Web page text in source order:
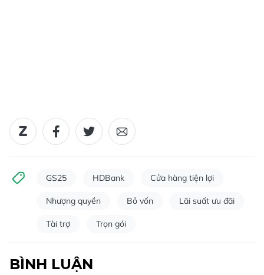
GS25 HDBank Cửa hàng tiện lợi
Nhượng quyền Bỏ vốn Lãi suất ưu đãi
Tài trợ Trọn gói
BÌNH LUẬN